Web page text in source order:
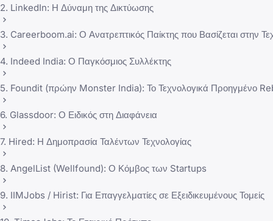
2. LinkedIn: Η Δύναμη της Δικτύωσης
3. Careerboom.ai: Ο Ανατρεπτικός Παίκτης που Βασίζεται στην
4. Indeed India: Ο Παγκόσμιος Συλλέκτης
5. Foundit (πρώην Monster India): Το Τεχνολογικά Προηγμένο
6. Glassdoor: Ο Ειδικός στη Διαφάνεια
7. Hired: Η Δημοπρασία Ταλέντων Τεχνολογίας
8. AngelList (Wellfound): Ο Κόμβος των Startups
9. IIMJobs / Hirist: Για Επαγγελματίες σε Εξειδικευμένους Τομείς